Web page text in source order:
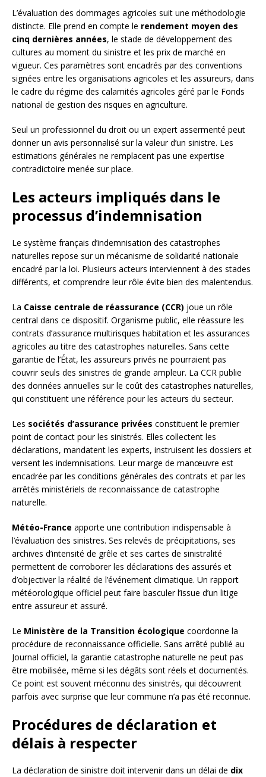
L’évaluation des dommages agricoles suit une méthodologie
distincte. Elle prend en compte le rendement moyen des
cinq dernières années, le stade de développement des
cultures au moment du sinistre et les prix de marché en
vigueur. Ces paramètres sont encadrés par des conventions
signées entre les organisations agricoles et les assureurs, dans
le cadre du régime des calamités agricoles géré par le Fonds
national de gestion des risques en agriculture.
Seul un professionnel du droit ou un expert assermenté peut
donner un avis personnalisé sur la valeur d’un sinistre. Les
estimations générales ne remplacent pas une expertise
contradictoire menée sur place.
Les acteurs impliqués dans le
processus d’indemnisation
Le système français d’indemnisation des catastrophes
naturelles repose sur un mécanisme de solidarité nationale
encadré par la loi. Plusieurs acteurs interviennent à des stades
différents, et comprendre leur rôle évite bien des malentendus.
La Caisse centrale de réassurance (CCR) joue un rôle
central dans ce dispositif. Organisme public, elle réassure les
contrats d’assurance multirisques habitation et les assurances
agricoles au titre des catastrophes naturelles. Sans cette
garantie de l’État, les assureurs privés ne pourraient pas
couvrir seuls des sinistres de grande ampleur. La CCR publie
des données annuelles sur le coût des catastrophes naturelles,
qui constituent une référence pour les acteurs du secteur.
Les sociétés d’assurance privées constituent le premier
point de contact pour les sinistrés. Elles collectent les
déclarations, mandatent les experts, instruisent les dossiers et
versent les indemnisations. Leur marge de manœuvre est
encadrée par les conditions générales des contrats et par les
arrêtés ministériels de reconnaissance de catastrophe
naturelle.
Météo-France apporte une contribution indispensable à
l’évaluation des sinistres. Ses relevés de précipitations, ses
archives d’intensité de grêle et ses cartes de sinistralité
permettent de corroborer les déclarations des assurés et
d’objectiver la réalité de l’événement climatique. Un rapport
météorologique officiel peut faire basculer l’issue d’un litige
entre assureur et assuré.
Le Ministère de la Transition écologique coordonne la
procédure de reconnaissance officielle. Sans arrêté publié au
Journal officiel, la garantie catastrophe naturelle ne peut pas
être mobilisée, même si les dégâts sont réels et documentés.
Ce point est souvent méconnu des sinistrés, qui découvrent
parfois avec surprise que leur commune n’a pas été reconnue.
Procédures de déclaration et
délais à respecter
La déclaration de sinistre doit intervenir dans un délai de dix